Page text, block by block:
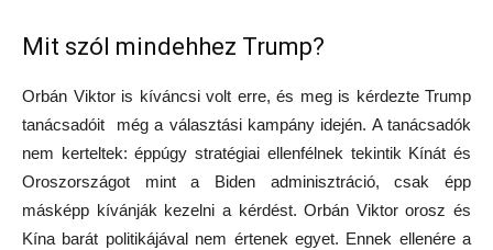
Mit szól mindehhez Trump?
Orbán Viktor is kíváncsi volt erre, és meg is kérdezte Trump
tanácsadóit még a választási kampány idején. A tanácsadók
nem kerteltek: éppúgy stratégiai ellenfélnek tekintik Kínát és
Oroszországot mint a Biden adminisztráció, csak épp
másképp kívánják kezelni a kérdést. Orbán Viktor orosz és
Kína barát politikájával nem értenek egyet. Ennek ellenére a